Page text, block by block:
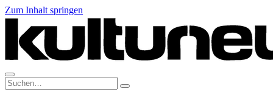
Zum Inhalt springen
Suche: